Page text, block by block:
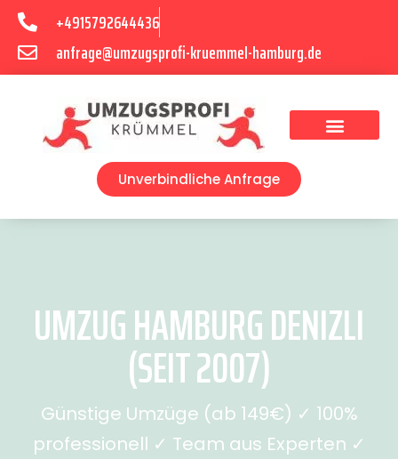
+4915792644436
anfrage@umzugsprofi-kruemmel-hamburg.de
Unverbindliche Anfrage
UMZUG HAMBURG DENIZLI
(SEIT 2007)
Günstige Umzüge (ab 149€) ✓ 100%
professionell ✓ Team aus Experten ✓